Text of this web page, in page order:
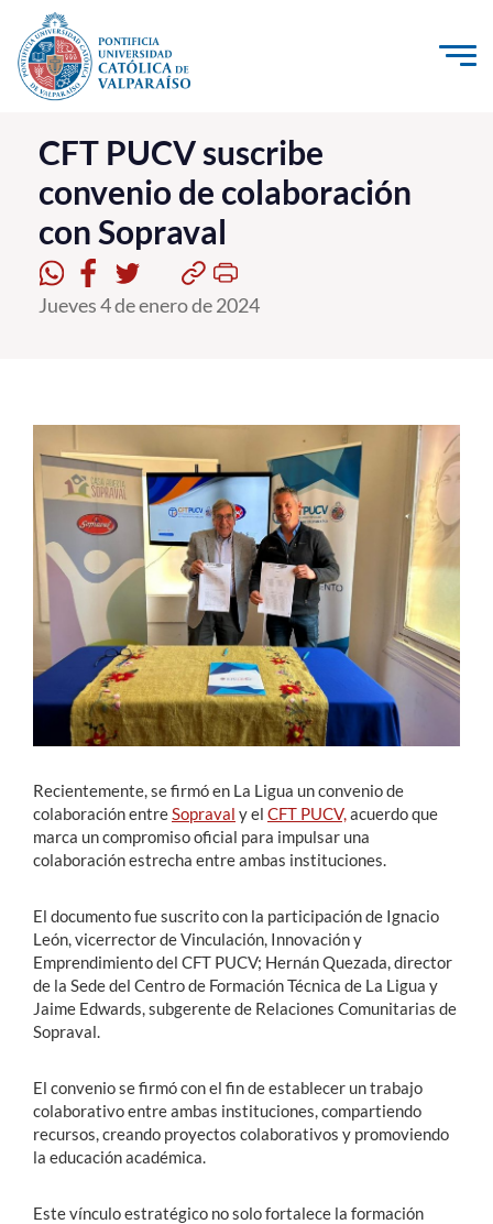
Click acá para ir directamente al contenido
La Universidad
Investigación, Creación e Innovación
PUCV Internacional
Vinculación con el Medio
Formación Continua
Estudiantes
Académicos
Funcionarios
Alumni
CFT PUCV suscribe
convenio de colaboración
con Sopraval
Jueves 4 de enero de 2024
Recientemente, se firmó en La Ligua un convenio de
colaboración entre Sopraval y el CFT PUCV, acuerdo que
marca un compromiso oficial para impulsar una
colaboración estrecha entre ambas instituciones.
El documento fue suscrito con la participación de Ignacio
León, vicerrector de Vinculación, Innovación y
Emprendimiento del CFT PUCV; Hernán Quezada, director
de la Sede del Centro de Formación Técnica de La Ligua y
Jaime Edwards, subgerente de Relaciones Comunitarias de
Sopraval.
El convenio se firmó con el fin de establecer un trabajo
colaborativo entre ambas instituciones, compartiendo
recursos, creando proyectos colaborativos y promoviendo
la educación académica.
Este vínculo estratégico no solo fortalece la formación